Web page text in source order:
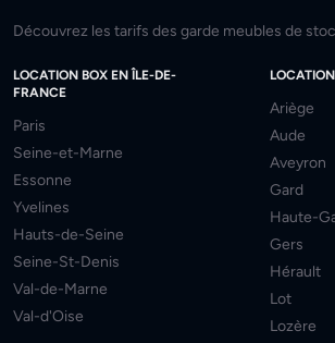
Découvrez les tarifs des garde meubles de
LOCATION BOX EN ÎLE-DE-
FRANCE
Paris
Seine-et-Marne
Essonne
Yvelines
Hauts-de-Seine
Seine-St-Denis
Val-de-Marne
Val-d'Oise
Ariège
Aude
Aveyron
Gard
Haute-
Gers
Hérault
Lot
Lozère